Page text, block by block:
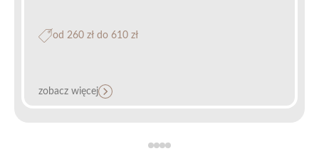
od 260 zł do 610 zł
zobacz więcej